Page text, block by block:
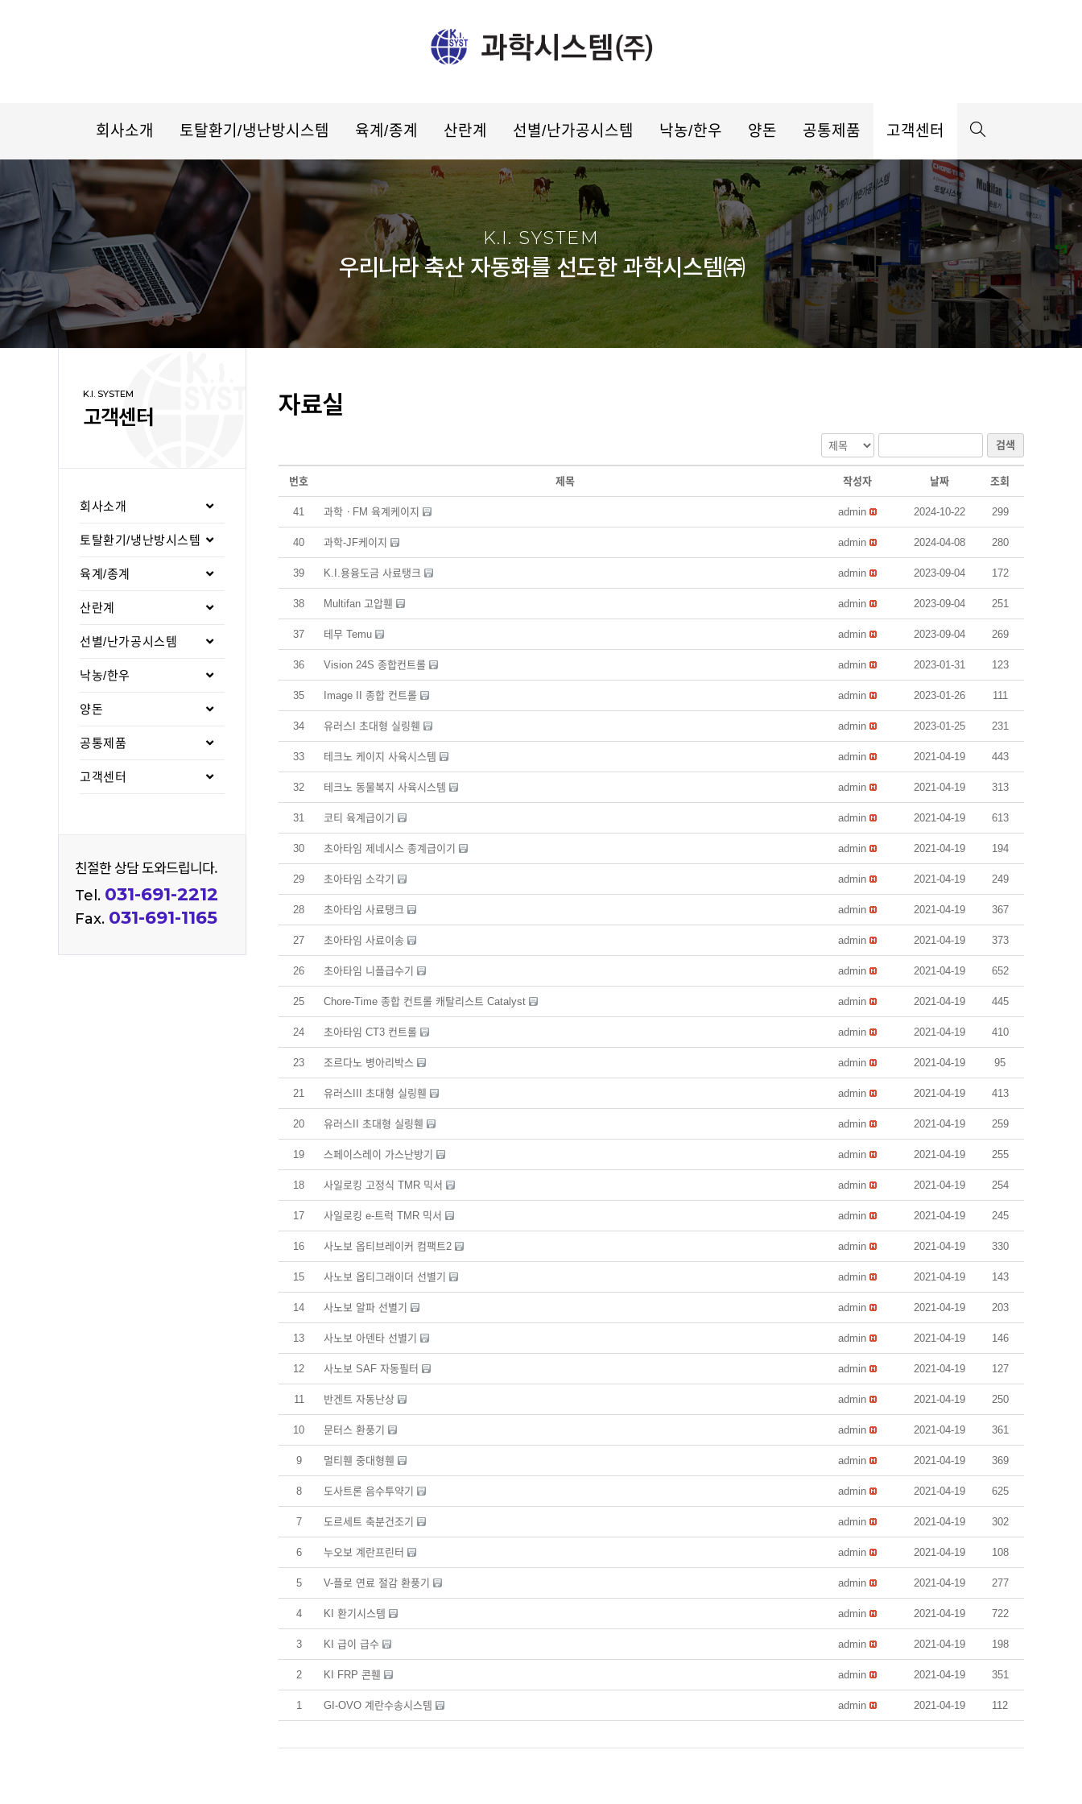
회사소개 토탈환기/냉난방시스템 육계/종계 산란계 선별/난가공시스템 낙농/한우 양돈 공통제품 고객센터
K.I. SYSTEM
우리나라 축산 자동화를 선도한 과학시스템㈜
K.I. SYSTEM
고객센터
회사소개
토탈환기/냉난방시스템
육계/종계
산란계
선별/난가공시스템
낙농/한우
양돈
공통제품
고객센터
친절한 상담 도와드립니다.
Tel. 031-691-2212
Fax. 031-691-1165
자료실
검색
번호 제목 작성자 날짜 조회
41 과학ㆍFM 육계케이지 admin 2024-10-22 299
40 과학-JF케이지 admin 2024-04-08 280
39 K.I.용융도금 사료탱크 admin 2023-09-04 172
38 Multifan 고압휀 admin 2023-09-04 251
37 테무 Temu admin 2023-09-04 269
36 Vision 24S 종합컨트롤 admin 2023-01-31 123
35 Image II 종합 컨트롤 admin 2023-01-26 111
34 유러스I 초대형 실링휀 admin 2023-01-25 231
33 테크노 케이지 사육시스템 admin 2021-04-19 443
32 테크노 동물복지 사육시스템 admin 2021-04-19 313
31 코티 육계급이기 admin 2021-04-19 613
30 초아타임 제네시스 종계급이기 admin 2021-04-19 194
29 초아타임 소각기 admin 2021-04-19 249
28 초아타임 사료탱크 admin 2021-04-19 367
27 초아타임 사료이송 admin 2021-04-19 373
26 초아타임 니플급수기 admin 2021-04-19 652
25 Chore-Time 종합 컨트롤 캐탈리스트 Catalyst admin 2021-04-19 445
24 초아타임 CT3 컨트롤 admin 2021-04-19 410
23 조르다노 병아리박스 admin 2021-04-19 95
21 유러스III 초대형 실링휀 admin 2021-04-19 413
20 유러스II 초대형 실링휀 admin 2021-04-19 259
19 스페이스레이 가스난방기 admin 2021-04-19 255
18 사일로킹 고정식 TMR 믹서 admin 2021-04-19 254
17 사일로킹 e-트럭 TMR 믹서 admin 2021-04-19 245
16 사노보 옵티브레이커 컴팩트2 admin 2021-04-19 330
15 사노보 옵티그래이더 선별기 admin 2021-04-19 143
14 사노보 알파 선별기 admin 2021-04-19 203
13 사노보 아덴타 선별기 admin 2021-04-19 146
12 사노보 SAF 자동필터 admin 2021-04-19 127
11 반겐트 자동난상 admin 2021-04-19 250
10 문터스 환풍기 admin 2021-04-19 361
9 멀티휀 중대형휀 admin 2021-04-19 369
8 도사트론 음수투약기 admin 2021-04-19 625
7 도르세트 축분건조기 admin 2021-04-19 302
6 누오보 계란프린터 admin 2021-04-19 108
5 V-플로 연료 절감 환풍기 admin 2021-04-19 277
4 KI 환기시스템 admin 2021-04-19 722
3 KI 급이 급수 admin 2021-04-19 198
2 KI FRP 콘휀 admin 2021-04-19 351
1 GI-OVO 계란수송시스템 admin 2021-04-19 112